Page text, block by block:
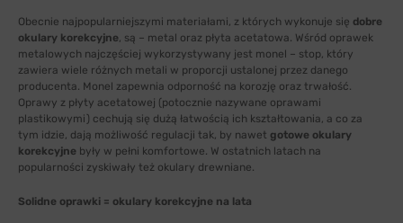
Obecnie najpopularniejszymi materiałami, z których wykonuje się dobre
okulary korekcyjne, są – metal oraz płyta acetatowa. Wśród oprawek
metalowych najczęściej wykorzystywany jest monel – stop, który
zawiera wiele różnych metali w proporcji ustalonej przez danego
producenta. Monel zapewnia odporność na korozję oraz trwałość.
Oprawy z płyty acetatowej (potocznie nazywane oprawami
plastikowymi) cechują się dużą łatwością ich kształtowania, a co za
tym idzie, dają możliwość regulacji tak, by nawet gotowe okulary
korekcyjne były w pełni komfortowe. W ostatnich latach na
popularności zyskiwały też okulary drewniane.
Solidne oprawki = okulary korekcyjne na lata